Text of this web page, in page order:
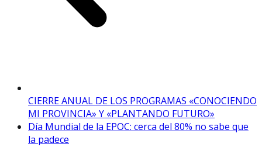
CIERRE ANUAL DE LOS PROGRAMAS «CONOCIENDO
MI PROVINCIA» Y «PLANTANDO FUTURO»
Día Mundial de la EPOC: cerca del 80% no sabe que
la padece